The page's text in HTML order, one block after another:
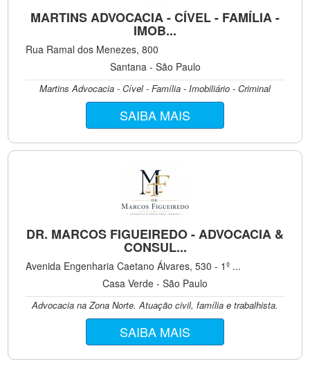
MARTINS ADVOCACIA - CÍVEL - FAMÍLIA -
IMOB...
Rua Ramal dos Menezes, 800
Santana - São Paulo
Martins Advocacia - Cível - Família - Imobiliário - Criminal
SAIBA MAIS
DR. MARCOS FIGUEIREDO - ADVOCACIA &
CONSUL...
Avenida Engenharia Caetano Álvares, 530 - 1º ...
Casa Verde - São Paulo
Advocacia na Zona Norte. Atuação civil, família e trabalhista.
SAIBA MAIS